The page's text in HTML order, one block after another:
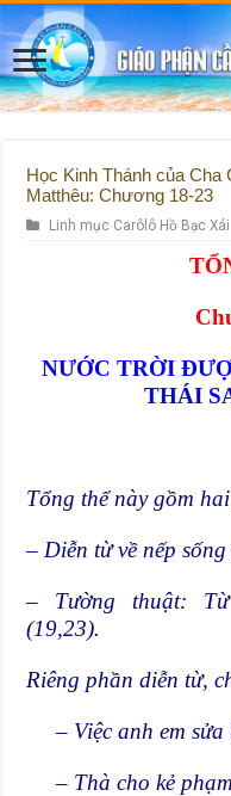
Học Kinh Thánh của Cha
Matthêu: Chương 18-23
Linh mục Carôlô Hồ Bạc Xái
NƯỚC TRỜI
THÁI
Tổng thể này gồm
– Diễn từ về nếp
– Tường thuật: Từ
(19,23).
Riêng phần diễn từ,
– Việc anh em sửa
– Thà cho kẻ